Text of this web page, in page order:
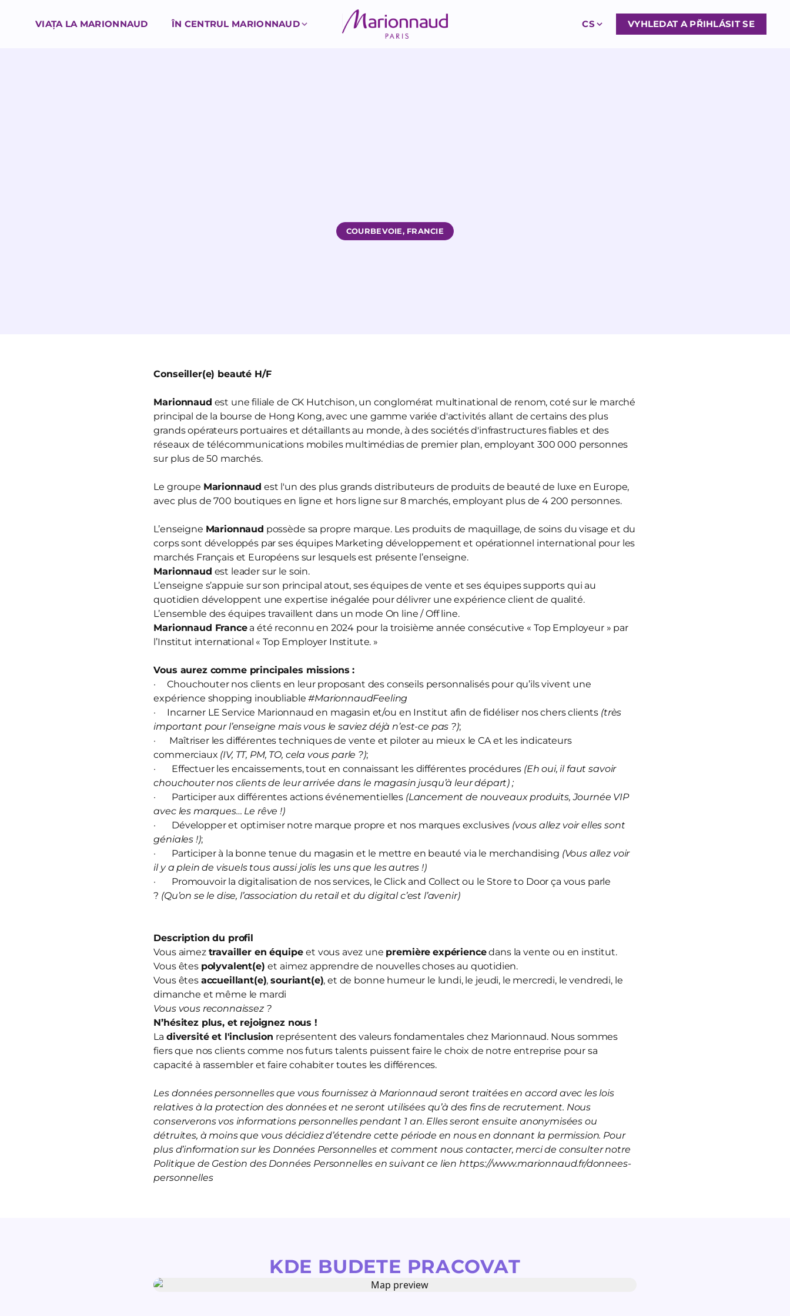
VIAȚA LA MARIONNAUD ÎN CENTRUL MARIONNAUD CS VYHLEDAT A PŘIHLÁSIT SE
COURBEVOIE, FRANCIE
Conseiller(e) beauté H/F
Marionnaud est une filiale de CK Hutchison, un conglomérat multinational de renom, coté sur le marché
principal de la bourse de Hong Kong, avec une gamme variée d'activités allant de certains des plus
grands opérateurs portuaires et détaillants au monde, à des sociétés d'infrastructures fiables et des
réseaux de télécommunications mobiles multimédias de premier plan, employant 300 000 personnes
sur plus de 50 marchés.
Le groupe Marionnaud est l'un des plus grands distributeurs de produits de beauté de luxe en Europe,
avec plus de 700 boutiques en ligne et hors ligne sur 8 marchés, employant plus de 4 200 personnes.
L’enseigne Marionnaud possède sa propre marque. Les produits de maquillage, de soins du visage et du
corps sont développés par ses équipes Marketing développement et opérationnel international pour les
marchés Français et Européens sur lesquels est présente l’enseigne.
Marionnaud est leader sur le soin.
L’enseigne s’appuie sur son principal atout, ses équipes de vente et ses équipes supports qui au
quotidien développent une expertise inégalée pour délivrer une expérience client de qualité.
L’ensemble des équipes travaillent dans un mode On line / Off line.
Marionnaud Francea été reconnu en 2024 pour la troisième année consécutive « Top Employeur » par
l’Institut international « Top Employer Institute. »
Vous aurez comme principales missions :
· Chouchouter nos clients en leur proposant des conseils personnalisés pour qu’ils vivent une
expérience shopping inoubliable#MarionnaudFeeling
· Incarner LE Service Marionnaud en magasin et/ou en Institut afin de fidéliser nos chers clients (très
important pour l’enseigne mais vous le saviez déjà n’est-ce pas ?);
· Maîtriser les différentes techniques de vente et piloter au mieux le CA et les indicateurs
commerciaux (IV, TT, PM, TO, cela vous parle ?);
· Effectuer les encaissements, tout en connaissant les différentes procédures (Eh oui, il faut savoir
chouchouter nos clients de leur arrivée dans le magasin jusqu’à leur départ) ;
· Participer aux différentes actions événementielles (Lancement de nouveaux produits, Journée VIP
avec les marques… Le rêve !)
· Développer et optimiser notre marque propre et nos marques exclusives (vous allez voir elles sont
géniales !);
· Participer à la bonne tenue du magasin et le mettre en beauté via le merchandising (Vous allez voir
il y a plein de visuels tous aussi jolis les uns que les autres !)
· Promouvoir la digitalisation de nos services, le Click and Collect ou le Store to Door ça vous parle
? (Qu’on se le dise, l’association du retail et du digital c’est l’avenir)
Description du profil
Vous aimez travailler en équipeet vous avez une première expériencedans la vente ou en institut.
Vous êtes polyvalent(e)et aimez apprendre de nouvelles choses au quotidien.
Vous êtes accueillant(e),souriant(e), et de bonne humeur le lundi, le jeudi, le mercredi, le vendredi, le
dimanche et même le mardi
Vous vous reconnaissez ?
N’hésitez plus, et rejoignez nous !
La diversité et l'inclusion représentent des valeurs fondamentales chez Marionnaud. Nous sommes
fiers que nos clients comme nos futurs talents puissent faire le choix de notre entreprise pour sa
capacité à rassembler et faire cohabiter toutes les différences.
Les données personnelles que vous fournissez à Marionnaud seront traitées en accord avec les lois
relatives à la protection des données et ne seront utilisées qu’à des fins de recrutement. Nous
conserverons vos informations personnelles pendant 1 an. Elles seront ensuite anonymisées ou
détruites, à moins que vous décidiez d’étendre cette période en nous en donnant la permission. Pour
plus d’information sur les Données Personnelles et comment nous contacter, merci de consulter notre
Politique de Gestion des Données Personnelles en suivant ce lien https://www.marionnaud.fr/donnees-
personnelles
KDE BUDETE PRACOVAT